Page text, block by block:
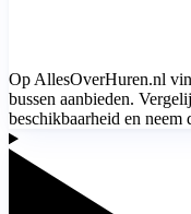
Op AllesOverHuren.nl
bussen aanbieden.
beschikbaarheid en neem